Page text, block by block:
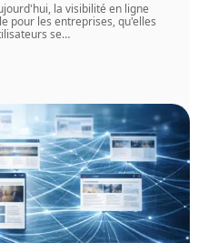
la visibilité en ligne
pour les entreprises, qu'elles
se…